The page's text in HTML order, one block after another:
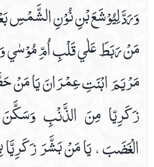
وَرَدَّ لِيُوْشَعَ بْنِ نُوْنِ الشَّمْسِ
مَنْ رَبَطَ عَلٰي قَلْبِ اُمِّ
مَرْيَمَ ابْنَتِ عِمْرَانَ يَا مَنْ
زَكَرِيّا مِنَ الذَّنْبِ
الْغَضَبَ ، يَا مَنْ بَشَّرَ